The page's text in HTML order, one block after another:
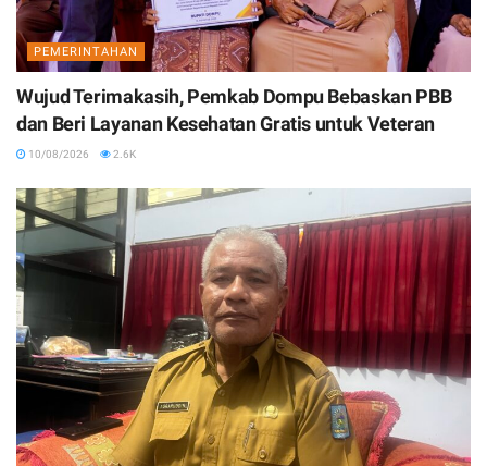
PEMERINTAHAN
Wujud Terimakasih, Pemkab Dompu Bebaskan PBB
dan Beri Layanan Kesehatan Gratis untuk Veteran
10/08/2026 2.6K